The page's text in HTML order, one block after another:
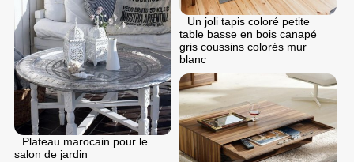
Un joli tapis coloré petite
table basse en bois canapé
gris coussins colorés mur
blanc
Plateau marocain pour le
salon de jardin